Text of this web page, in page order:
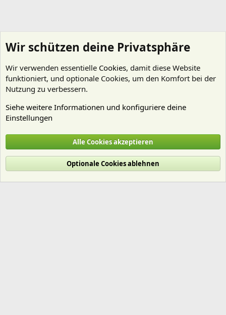
Cookies
Deutsch (Du)
Nutzungsbedingungen
Datenschutz Hilfe und Impressum
R
Wir schützen deine Privatsphäre
Wir verwenden essentielle Cookies, damit diese Website
funktioniert, und optionale Cookies, um den Komfort bei der
Nutzung zu verbessern.
Siehe weitere Informationen und konfiguriere deine
Einstellungen
Alle Cookies akzeptieren
Optionale Cookies ablehnen